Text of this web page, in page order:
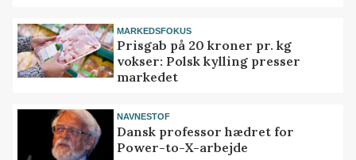
MARKEDSFOKUS
Prisgab på 20 kroner pr. kg
vokser: Polsk kylling presser
markedet
NAVNESTOF
Dansk professor hædret for
Power-to-X-arbejde